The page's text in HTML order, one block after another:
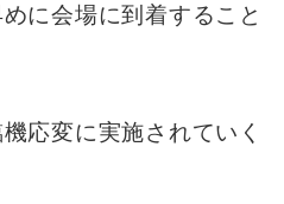
に会場に到着すること
応変に実施されていく